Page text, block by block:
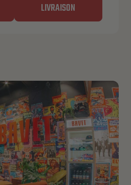
LIVRAISON